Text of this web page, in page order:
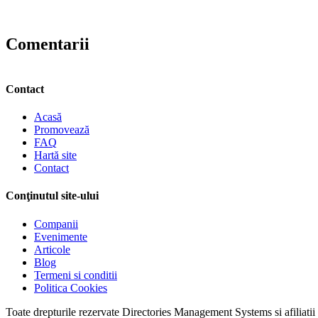
Comentarii
Contact
Acasă
Promovează
FAQ
Hartă site
Contact
Conţinutul site-ului
Companii
Evenimente
Articole
Blog
Termeni si conditii
Politica Cookies
Toate drepturile rezervate Directories Management Systems si afiliatii